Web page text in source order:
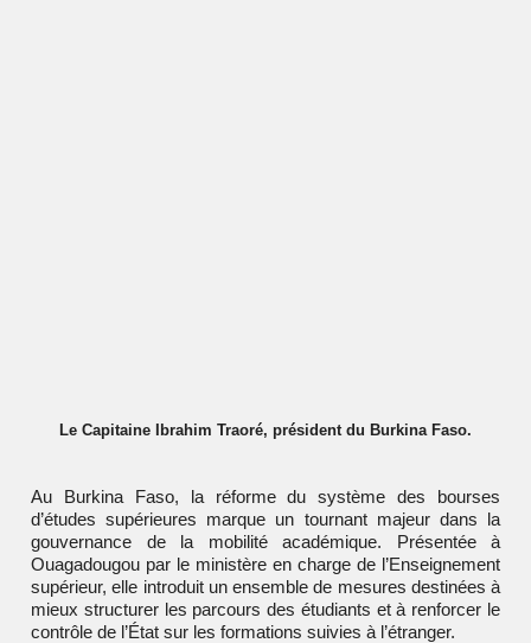
Le Capitaine Ibrahim Traoré, président du Burkina Faso.
Au Burkina Faso, la réforme du système des bourses
d’études supérieures marque un tournant majeur dans la
gouvernance de la mobilité académique. Présentée à
Ouagadougou par le ministère en charge de l’Enseignement
supérieur, elle introduit un ensemble de mesures destinées à
mieux structurer les parcours des étudiants et à renforcer le
contrôle de l’État sur les formations suivies à l’étranger.